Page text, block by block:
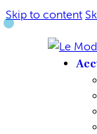
Skip to content